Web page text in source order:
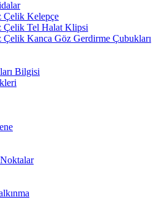
Çelik Kelepçe
Çelik Tel Halat Klipsi
Çelik Kanca Göz Gerdirme Çubukları
Bilgisi